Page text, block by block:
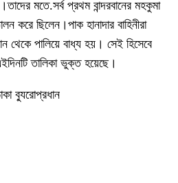
মতে.সর্ব প্রথম বান্দরবানের মহকুমা
করে ছিলেন।পাক হানাদার বাহিনীরা
থেকে পালিয়ে বাধ্য হয়। সেই হিসেবে
তালিকা ভুক্ত হয়েছে।
ব্যুরোপ্রধান